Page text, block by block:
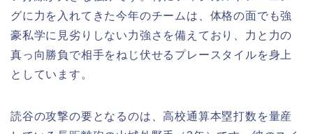
グに力を入れてきた今年のチームは、体格の面でも強
豪私学に見劣りしない力強さを備えており、力と力の
真っ向勝負で相手をねじ伏せるプレースタイルを身上
としています。
読谷の攻撃の要となるのは、高校通算本塁打数を量産